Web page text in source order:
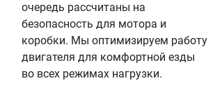
очередь рассчитаны на
безопасность для мотора и
коробки. Мы оптимизируем работу
двигателя для комфортной езды
во всех режимах нагрузки.